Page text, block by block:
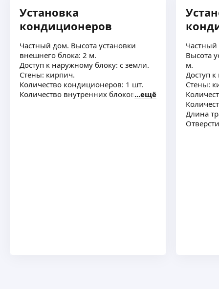
Установка
кондиционеров
Частный дом. Высота установки
внешнего блока: 2 м.
Доступ к наружному блоку: с земли.
Стены: кирпич.
Количество кондиционеров: 1 шт.
Количество внутренних блоков: 1 шт
ещё
Частный
Высота
м.
Доступ
Стены:
Длина